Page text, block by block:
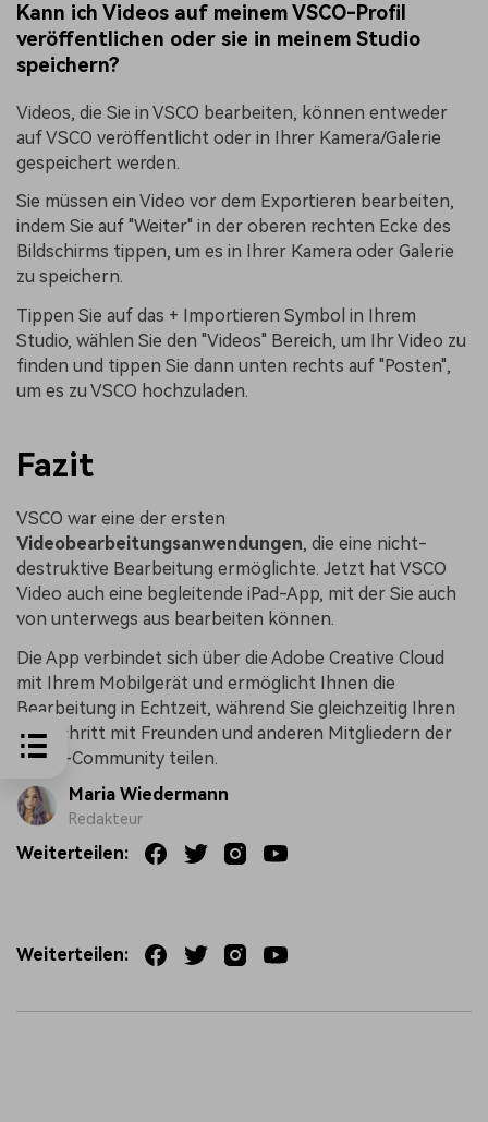
Kann ich Videos auf meinem VSCO-Profil
veröffentlichen oder sie in meinem Studio
speichern?
Videos, die Sie in VSCO bearbeiten, können entweder
auf VSCO veröffentlicht oder in Ihrer Kamera/Galerie
gespeichert werden.
Sie müssen ein Video vor dem Exportieren bearbeiten,
indem Sie auf "Weiter" in der oberen rechten Ecke des
Bildschirms tippen, um es in Ihrer Kamera oder Galerie
zu speichern.
Tippen Sie auf das + Importieren Symbol in Ihrem
Studio, wählen Sie den "Videos" Bereich, um Ihr Video zu
finden und tippen Sie dann unten rechts auf "Posten",
um es zu VSCO hochzuladen.
Fazit
VSCO war eine der ersten
Videobearbeitungsanwendungen, die eine nicht-
destruktive Bearbeitung ermöglichte. Jetzt hat VSCO
Video auch eine begleitende iPad-App, mit der Sie auch
von unterwegs aus bearbeiten können.
Die App verbindet sich über die Adobe Creative Cloud
mit Ihrem Mobilgerät und ermöglicht Ihnen die
Bearbeitung in Echtzeit, während Sie gleichzeitig Ihren
Fortschritt mit Freunden und anderen Mitgliedern der
VSCO-Community teilen.
Maria Wiedermann
Redakteur
Weiterteilen:
Weiterteilen: